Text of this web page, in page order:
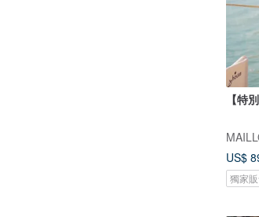
【特
US$
獨家